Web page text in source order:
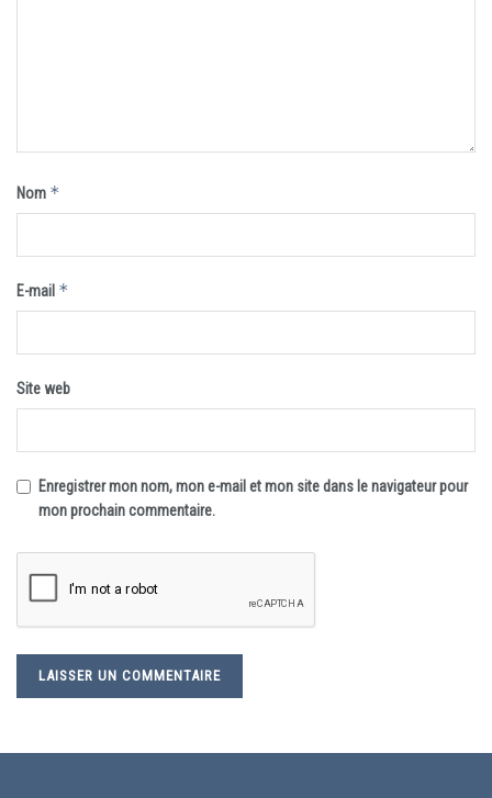
Nom *
E-mail *
Site web
Enregistrer mon nom, mon e-mail et mon site dans le navigateur pour
mon prochain commentaire.